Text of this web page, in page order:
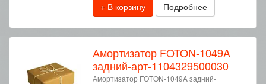
+ В корзину Подробнее
Амортизатор FOTON-1049A
задний-арт-1104329500030
Амортизатор FOTON-1049A задний-